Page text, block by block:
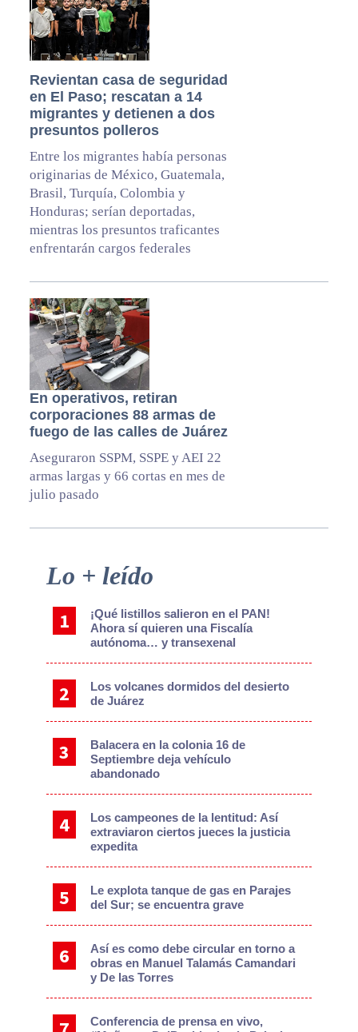
Revientan casa de seguridad
en El Paso; rescatan a 14
migrantes y detienen a dos
presuntos polleros
Entre los migrantes había personas
originarias de México, Guatemala,
Brasil, Turquía, Colombia y
Honduras; serían deportadas,
mientras los presuntos traficantes
enfrentarán cargos federales
En operativos, retiran
corporaciones 88 armas de
fuego de las calles de Juárez
Aseguraron SSPM, SSPE y AEI 22
armas largas y 66 cortas en mes de
julio pasado
Primary
Lo + leído
¡Qué listillos salieron en el PAN!
Ahora sí quieren una Fiscalía
autónoma… y transexenal
Los volcanes dormidos del desierto
de Juárez
Balacera en la colonia 16 de
Septiembre deja vehículo
abandonado
Los campeones de la lentitud: Así
extraviaron ciertos jueces la justicia
expedita
Le explota tanque de gas en Parajes
del Sur; se encuentra grave
Así es como debe circular en torno a
obras en Manuel Talamás Camandari
y De las Torres
Conferencia de prensa en vivo,